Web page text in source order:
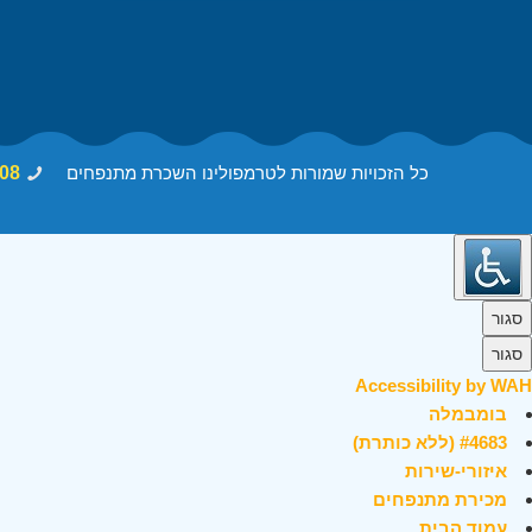
כל הזכויות שמורות לטרמפולינו השכרת מתנפחים
סגור
סגור
Accessibility by WAH
בומבמלה
#4683 (ללא כותרת)
איזורי-שירות
מכירת מתנפחים
עמוד הבית